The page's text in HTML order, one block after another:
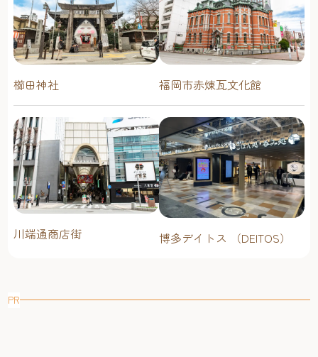
櫛田神社 福岡市赤煉瓦文化館
川端通商店街 博多デイトス （DEITOS）
PR